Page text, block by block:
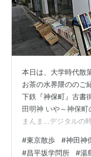
本日は、大学時代散
お茶の水界隈ののご
下鉄『神保町』古書
田明神 いや～神保
まんま...デジタルの
しい気持ちで一杯に
#東京散歩 #神田神
#昌平坂学問所 #湯